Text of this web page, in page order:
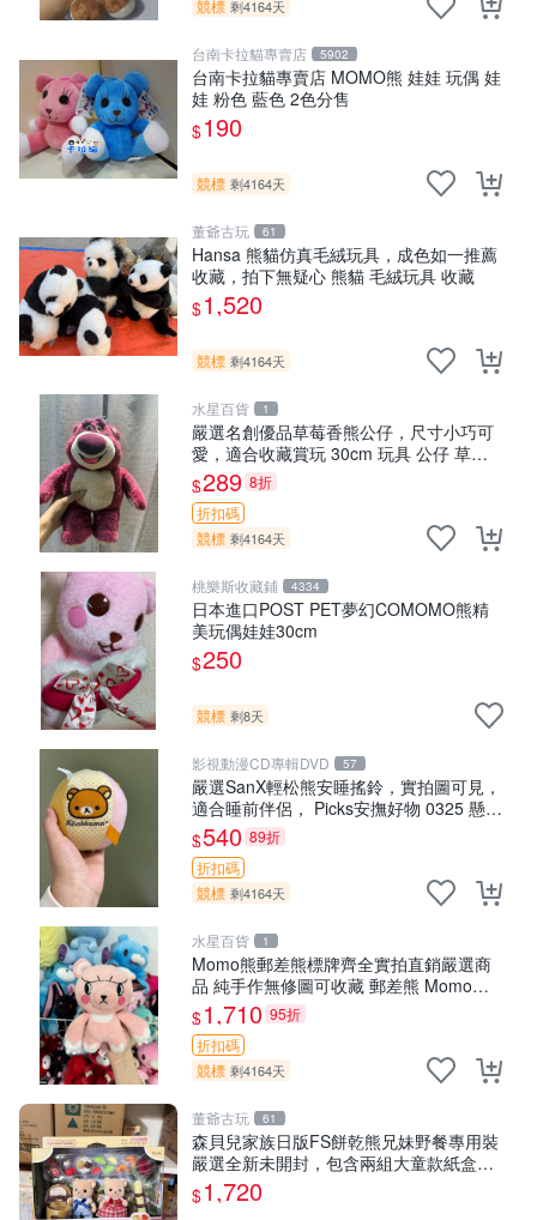
競標 剩4164天
台南卡拉貓專賣店 5902
台南卡拉貓專賣店 MOMO熊 娃娃 玩偶 娃
娃 粉色 藍色 2色分售
$190
競標 剩4164天
董爺古玩 61
Hansa 熊貓仿真毛絨玩具，成色如一推薦
收藏，拍下無疑心 熊貓 毛絨玩具 收藏
$1,520
競標 剩4164天
水星百貨 1
嚴選名創優品草莓香熊公仔，尺寸小巧可
愛，適合收藏賞玩 30cm 玩具 公仔 草莓
熊
$289 8折
折扣碼
競標 剩4164天
桃樂斯收藏鋪 4334
日本進口POST PET夢幻COMOMO熊精
美玩偶娃娃30cm
$250
競標 剩8天
影視動漫CD專輯DVD 57
嚴選SanX輕松熊安睡搖鈴，實拍圖可見，
適合睡前伴侶， Picks安撫好物 0325 懸吊
電腦
$540 89折
折扣碼
競標 剩4164天
水星百貨 1
Momo熊郵差熊標牌齊全實拍直銷嚴選商
品 純手作無修圖可收藏 郵差熊 Momo熊
標牌 商品
$1,710 95折
折扣碼
競標 剩4164天
董爺古玩 61
森貝兒家族日版FS餅乾熊兄妹野餐專用裝
嚴選全新未開封，包含兩組大童款紙盒
裝，適合收藏與分享。 餅乾熊兄妹、野
餐、收藏
$1,720